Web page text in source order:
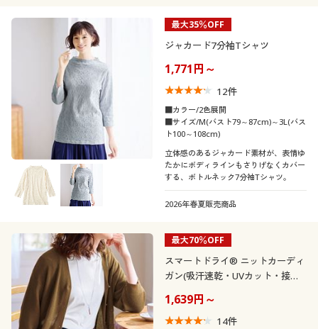
解除する
閉じる
最大35％OFF
ジャカード7分袖Tシャツ
1,771円～
12件
■カラー/2色展開
■サイズ/M(バスト79～87cm)～3L(バス
ト100～108cm)
立体感のあるジャカード素材が、表情ゆ
たかにボディラインもさりげなくカバー
する、ボトルネック7分袖Tシャツ。
2026年春夏販売商品
最大70％OFF
スマートドライ® ニットカーディ
ガン(吸汗速乾・UVカット・接触
1,639円～
14件